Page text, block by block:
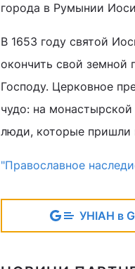
города в Румынии
В 1653 году святой
окончить свой земной
Господу. Церковное
чудо: на
люди, которые пришли
"Православное
УНІАН в